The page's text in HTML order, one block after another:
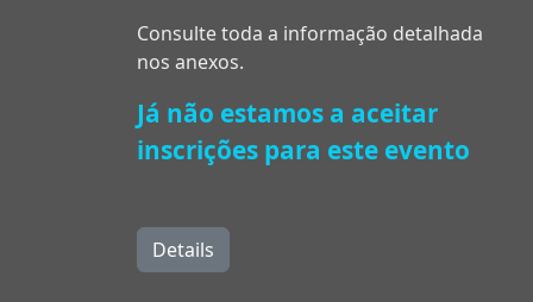
Consulte toda a informação detalhada
nos anexos.
Já não estamos a aceitar
inscrições para este evento
Details